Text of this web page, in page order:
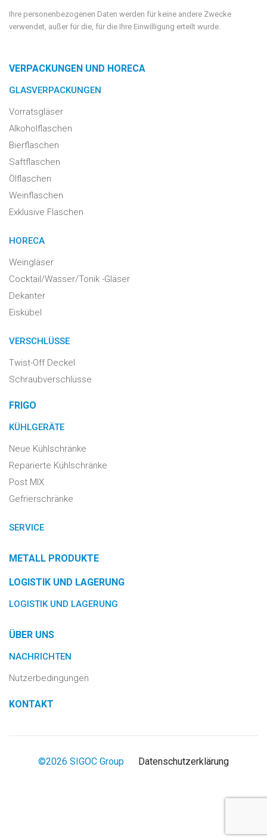
Ihre personenbezogenen Daten werden für keine andere Zwecke
verwendet, außer für die, für die Ihre Einwilligung erteilt wurde.
VERPACKUNGEN UND HORECA
GLASVERPACKUNGEN
Vorratsgläser
Alkoholflaschen
Bierflaschen
Saftflaschen
Ölflaschen
Weinflaschen
Exklusive Flaschen
HORECA
Weingläser
Cocktail/Wasser/Tonik -Gläser
Dekanter
Eiskübel
VERSCHLÜSSE
Twist-Off Deckel
Schraubverschlüsse
FRIGO
KÜHLGERÄTE
Neue Kühlschränke
Reparierte Kühlschränke
Post MIX
Gefrierschränke
SERVICE
METALL PRODUKTE
LOGISTIK UND LAGERUNG
LOGISTIK UND LAGERUNG
ÜBER UNS
NACHRICHTEN
Nutzerbedingungen
KONTAKT
©2026 SIGOC Group Datenschutzerklärung